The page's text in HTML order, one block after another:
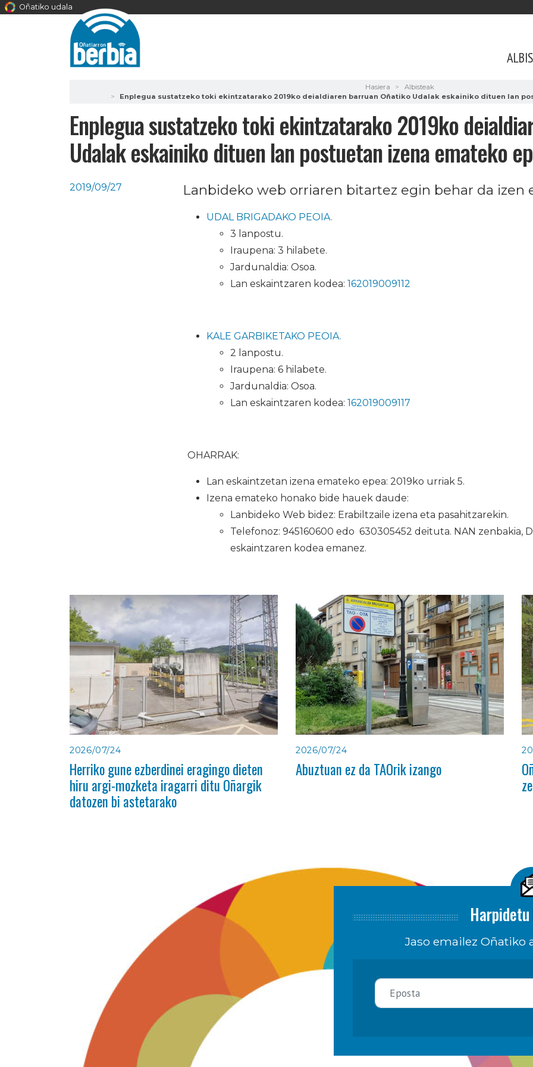
Oñatiko udala
Hasiera
Albisteak
Enplegua sustatzeko toki ekintzatarako 2019ko deialdiaren barruan Oñatiko Udalak eskainiko dituen lan
Enplegua sustatzeko toki ekintzatarako 2019ko
Udalak eskainiko dituen lan postuetan izena emateko
2019/09/27 Lanbideko web orriaren bitartez egin behar da izen
UDAL BRIGADAKO PEOIA.
3 lanpostu.
Iraupena: 3 hilabete.
Jardunaldia: Osoa.
Lan eskaintzaren kodea: 162019009112
KALE GARBIKETAKO PEOIA.
2 lanpostu.
Iraupena: 6 hilabete.
Jardunaldia: Osoa.
Lan eskaintzaren kodea: 162019009117
OHARRAK:
Lan eskaintzetan izena emateko epea: 2019ko urriak 5.
Izena emateko honako bide hauek daude:
Lanbideko Web bidez: Erabiltzaile izena eta pasahitzarekin.
Telefonoz: 945160600 edo 630305452 deituta. NAN zenbakia,
eskaintzaren kodea emanez.
2026/07/24
Herriko gune ezberdinei eragingo dieten
hiru argi-mozketa iragarri ditu Oñargik
datozen bi astetarako
2026/07/24
Abuztuan ez da TAOrik izango
Jaso emailez Oñatiko